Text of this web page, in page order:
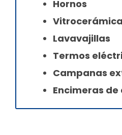
Hornos
Lavavajillas
Termos
Campanas
Encimeras